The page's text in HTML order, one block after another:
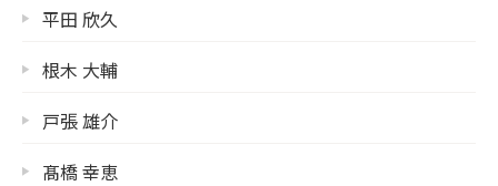
平田 欣久
根木 大輔
戸張 雄介
髙橋 幸恵